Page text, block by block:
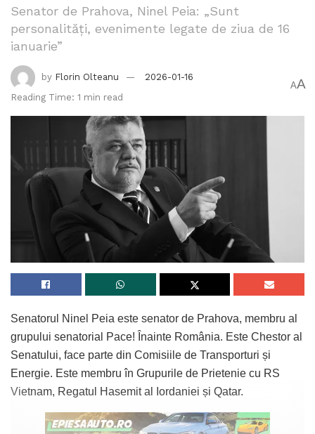
Senator de Prahova, Ninel Peia: „Sunt
personalități, evenimente legate de ziua de 16
ianuarie”
by Florin Olteanu
2026-01-16
Reading Time: 1 min read
AA
Senatorul Ninel Peia este senator de Prahova, membru al
grupului senatorial Pace! Înainte România. Este Chestor al
Senatului, face parte din Comisiile de Transporturi și
Energie. Este membru în Grupurile de Prietenie cu RS
Vietnam, Regatul Hasemit al Iordaniei și Qatar.